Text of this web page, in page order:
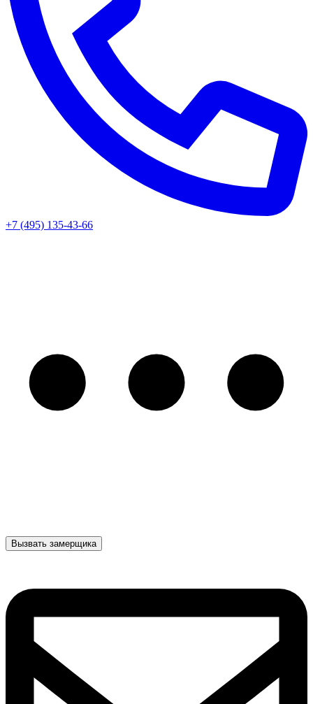
+7 (495) 135-43-66
Вызвать замерщика